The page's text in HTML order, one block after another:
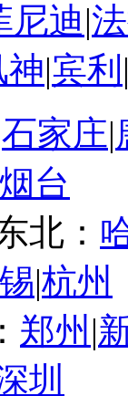
尼迪|
神|宾利
石家庄|
烟台
北：
|杭州
郑州 |
圳